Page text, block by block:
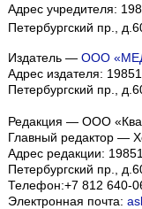
Адрес учредителя:
Петербургский пр.,
Издатель — ООО
Адрес издателя:
Петербургский пр.,
Редакция — ООО
Главный редактор —
Адрес редакции:
Петербургский пр.,
Телефон:+7 812 640-
Электронная почта: